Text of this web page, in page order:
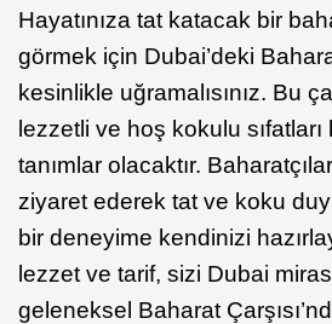
Hayatınıza tat katacak bir
görmek için Dubai’deki
kesinlikle uğramalısınız. Bu
lezzetli ve hoş kokulu
tanımlar olacaktır. Baharatçılar
ziyaret ederek tat ve koku
bir deneyime kendinizi
lezzet ve tarif, sizi Dubai
geleneksel Baharat